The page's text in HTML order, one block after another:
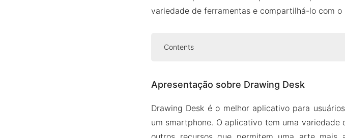
variedade de ferramentas e compartilhá-lo com o
Contents
Pincéis personalizados
Interface incrível
Paleta de cores
Apresentação sobre Drawing Desk
Drawing Desk é o melhor aplicativo para
um smartphone. O aplicativo tem uma